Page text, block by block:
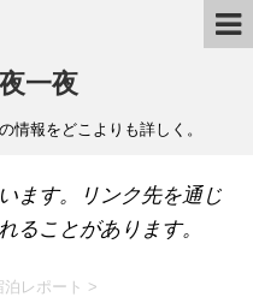
一夜
情報をどこよりも詳しく。
ます。リンク先を通じ
ることがあります。
レポート >